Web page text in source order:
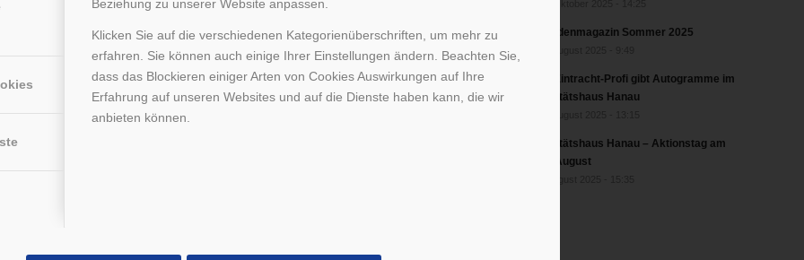
Beziehung zu unserer Website anpassen.
Klicken Sie auf die verschiedenen Kategorienüberschriften, um mehr zu
erfahren. Sie können auch einige Ihrer Einstellungen ändern. Beachten Sie,
dass das Blockieren einiger Arten von Cookies Auswirkungen auf Ihre
Erfahrung auf unseren Websites und auf die Dienste haben kann, die wir
anbieten können.
Kundenmagazin Sommer 2025
Ex-Eintracht-Profi gibt Autogramme im
Sanitätshaus Hanau
Sanitätshaus Hanau – Aktionstag am
20. August